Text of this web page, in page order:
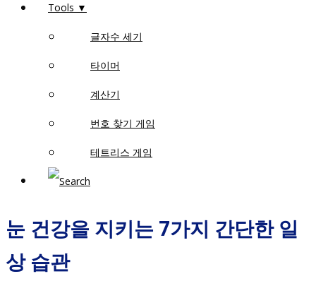
Tools ▼
글자수 세기
타이머
계산기
번호 찾기 게임
테트리스 게임
눈 건강을 지키는 7가지 간단한 일
상 습관